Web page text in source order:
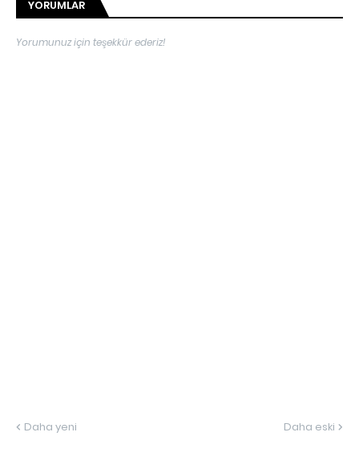
YORUMLAR
Yorumunuz için teşekkür ederiz!
Daha yeni Daha eski